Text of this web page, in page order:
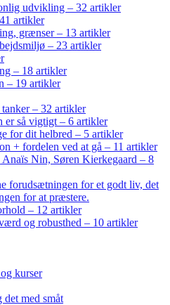
udvikling – 32 artikler
artikler
grænser – 13 artikler
– 23 artikler
– 18 artikler
– 19 artikler
– 32 artikler
er så vigtigt – 6 artikler
for dit helbred – 5 artikler
+ fordelen ved at gå – 11 artikler
Nin, Søren Kierkegaard – 8
forudsætningen for et godt liv, det
for at præstere.
– 12 artikler
og robusthed – 10 artikler
kurser
det med småt